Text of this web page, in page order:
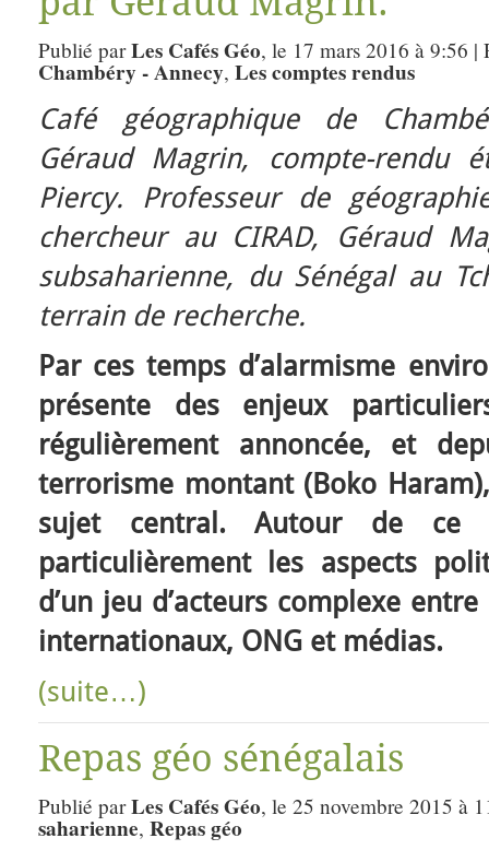
Publié parLes Cafés Géo, le 17 mars 2016 à 9:56
Chambéry - Annecy, Les comptes rendus
Café géographique de
Géraud Magrin, compte-rendu
Piercy.
Professeur de
chercheur au CIRAD, Géraud
subsaharienne, du Sénégal au
terrain de recherche.
Par ces temps d’alarmisme
présente des enjeux
régulièrement annoncée, et
terrorisme montant (Boko
sujet central. Autour de ce
particulièrement les aspects
d’un jeu d’acteurs complexe
internationaux, ONG et médias.
(suite…)
Repas géo sénégalais
Publié parLes Cafés Géo, le 25 novembre 2015 à
saharienne, Repas géo